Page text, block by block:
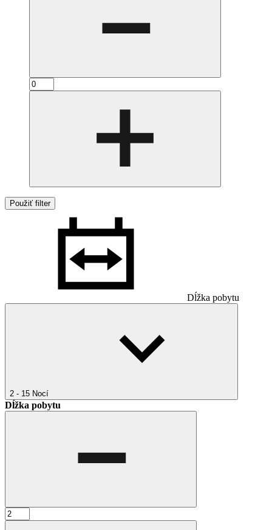
Použiť filter
Dĺžka pobytu
2 - 15 Nocí
Dĺžka pobytu